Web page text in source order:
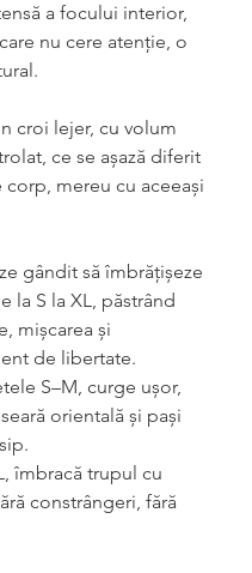
a focului interior,
nu cere atenție, o
croi lejer, cu volum
ce se așază diferit
corp, mereu cu aceeași
gândit să îmbrățișeze
la S la XL, păstrând
mișcarea și
de libertate.
S–M, curge ușor,
orientală și pași
îmbracă trupul cu
constrângeri, fără